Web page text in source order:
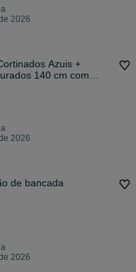
2026
Azuis +
140 cm com
2026
de bancada
2026